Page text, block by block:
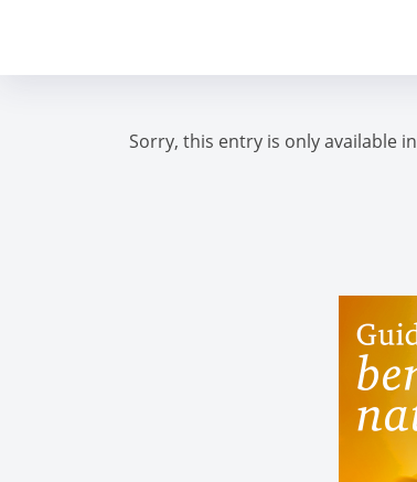
Sorry, this entry is only available in